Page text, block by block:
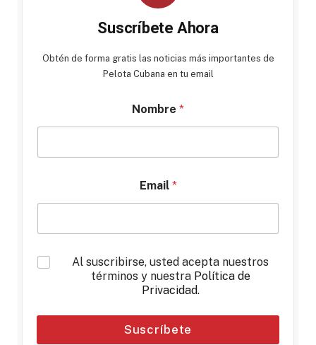
Suscríbete Ahora
Obtén de forma gratis las noticias más importantes de
Pelota Cubana en tu email
Nombre *
Email *
*
Al suscribirse, usted acepta nuestros
términos y nuestra Política de
Privacidad.
Suscríbete